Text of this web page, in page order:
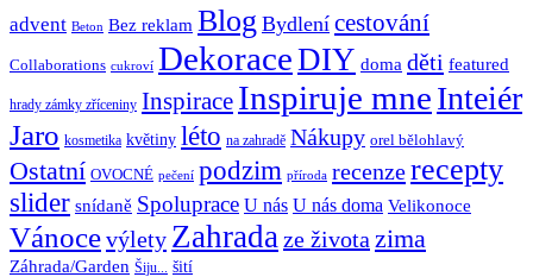
advent Beton Bez reklam Blog Bydlení cestování
Collaborations cukroví DekoraceDIY doma děti featured
hrady zámky zříceniny Inspirace Inspiruje mneInteiér
Jaro kosmetika květiny léto na zahradě Nákupy orel bělohlavý
Ostatní OVOCNÉ pečení podzim příroda recenzerecepty
slider snídaně Spoluprace U nás U nás doma Velikonoce
Vánocevýlety Zahrada ze života zima
Záhrada/Garden Šiju... šití